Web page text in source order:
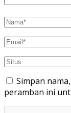
Simpan
peramban ini